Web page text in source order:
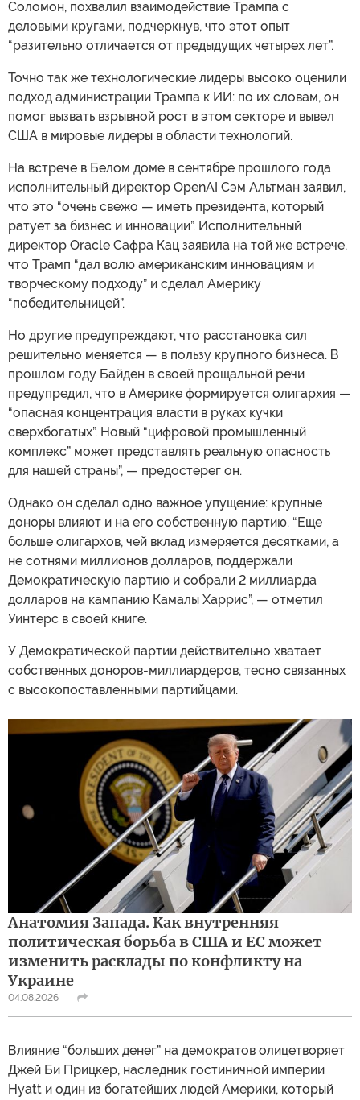
Соломон, похвалил взаимодействие Трампа с
деловыми кругами, подчеркнув, что этот опыт
“разительно отличается от предыдущих четырех лет”.
Точно так же технологические лидеры высоко оценили
подход администрации Трампа к ИИ: по их словам, он
помог вызвать взрывной рост в этом секторе и вывел
США в мировые лидеры в области технологий.
На встрече в Белом доме в сентябре прошлого года
исполнительный директор OpenAI Сэм Альтман заявил,
что это “очень свежо — иметь президента, который
ратует за бизнес и инновации”. Исполнительный
директор Oracle Сафра Кац заявила на той же встрече,
что Трамп “дал волю американским инновациям и
творческому подходу” и сделал Америку
“победительницей”.
Но другие предупреждают, что расстановка сил
решительно меняется — в пользу крупного бизнеса. В
прошлом году Байден в своей прощальной речи
предупредил, что в Америке формируется олигархия —
“опасная концентрация власти в руках кучки
сверхбогатых”. Новый “цифровой промышленный
комплекс” может представлять реальную опасность
для нашей страны”, — предостерег он.
Однако он сделал одно важное упущение: крупные
доноры влияют и на его собственную партию. “Еще
больше олигархов, чей вклад измеряется десятками, а
не сотнями миллионов долларов, поддержали
Демократическую партию и собрали 2 миллиарда
долларов на кампанию Камалы Харрис”, — отметил
Уинтерс в своей книге.
У Демократической партии действительно хватает
собственных доноров-миллиардеров, тесно связанных
с высокопоставленными партийцами.
Анатомия Запада. Как внутренняя
политическая борьба в США и ЕС может
изменить расклады по конфликту на
Украине
04.08.2026
Влияние “больших денег” на демократов олицетворяет
Джей Би Прицкер, наследник гостиничной империи
Hyatt и один из богатейших людей Америки, который